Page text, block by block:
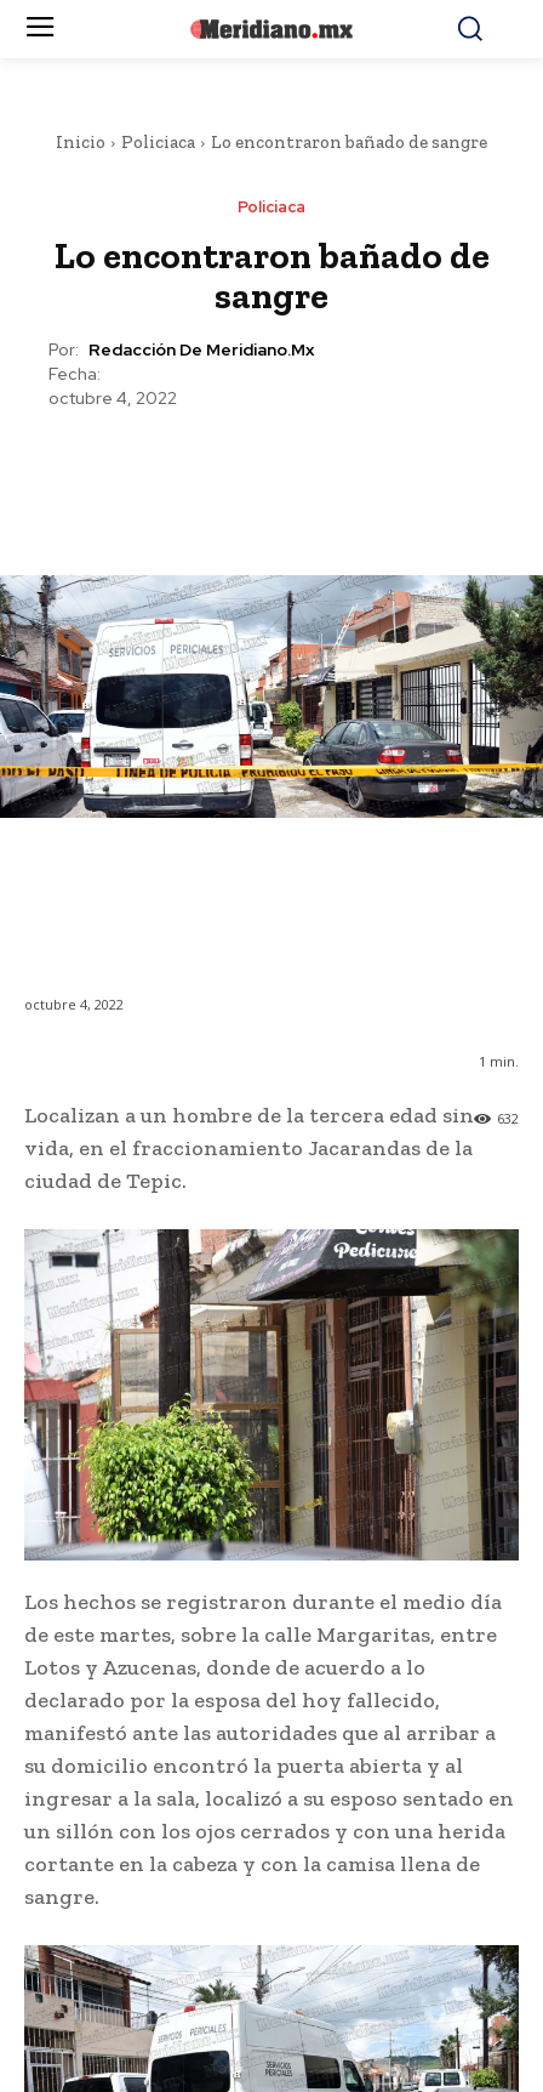
Inicio Policiaca Lo encontraron bañado de sangre
Policiaca
Lo encontraron bañado de
sangre
Por: Redacción De Meridiano.mx
Fecha:
octubre 4, 2022
octubre 4, 2022
1 min.
632
Localizan a un hombre de la tercera edad sin
vida, en el fraccionamiento Jacarandas de la
ciudad de Tepic.
Los hechos se registraron durante el medio día
de este martes, sobre la calle Margaritas, entre
Lotos y Azucenas, donde de acuerdo a lo
declarado por la esposa del hoy fallecido,
manifestó ante las autoridades que al arribar a
su domicilio encontró la puerta abierta y al
ingresar a la sala, localizó a su esposo sentado en
un sillón con los ojos cerrados y con una herida
cortante en la cabeza y con la camisa llena de
sangre.